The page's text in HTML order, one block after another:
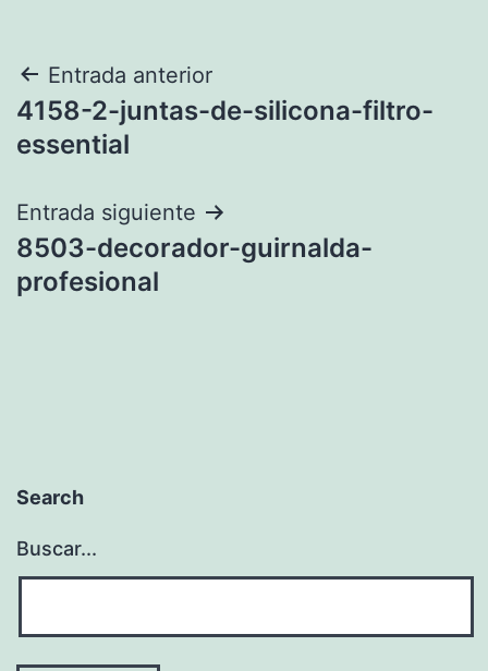
Navegación
de
Entrada anterior
4158-2-juntas-de-silicona-filtro-
essential
Entrada siguiente
8503-decorador-guirnalda-
profesional
Search
Buscar...